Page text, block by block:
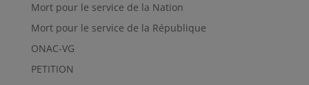
Mort pour le service de la Nation
Mort pour le service de la République
ONAC-VG
PETITION